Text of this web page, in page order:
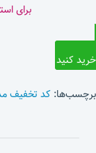
برای
خرید کنید
برچسب‌ها: کد تخفیف